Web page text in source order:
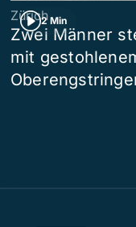
2 Min
Zürich
Zwei Männer
mit